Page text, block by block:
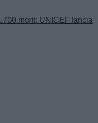
morti: UNICEF lancia